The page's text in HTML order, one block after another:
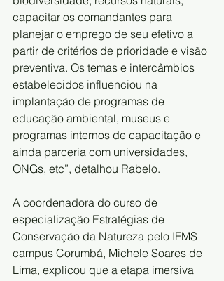
capacitar os comandantes para
planejar o emprego de seu efetivo a
partir de critérios de prioridade e visão
preventiva. Os temas e intercâmbios
estabelecidos influenciou na
implantação de programas de
educação ambiental, museus e
programas internos de capacitação e
ainda parceria com universidades,
ONGs, etc”, detalhou Rabelo.
A coordenadora do curso de
especialização Estratégias de
Conservação da Natureza pelo IFMS
campus Corumbá, Michele Soares de
Lima, explicou que a etapa imersiva